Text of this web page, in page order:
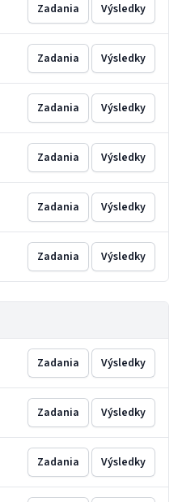
Zadania Výsledky
Zadania Výsledky
Zadania Výsledky
Zadania Výsledky
Zadania Výsledky
Zadania Výsledky
Zadania Výsledky
Zadania Výsledky
Zadania Výsledky